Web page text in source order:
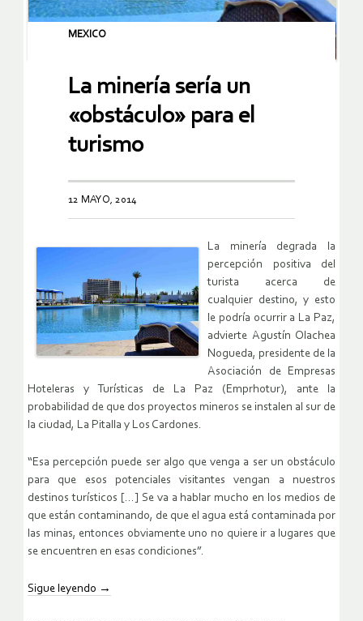
MEXICO
La minería sería un
«obstáculo» para el
turismo
12 MAYO, 2014
La minería degrada la
percepción positiva del
turista acerca de
cualquier destino, y esto
le podría ocurrir a La Paz,
advierte Agustín Olachea
Nogueda, presidente de la
Asociación de Empresas
Hoteleras y Turísticas de La Paz (Emprhotur), ante la
probabilidad de que dos proyectos mineros se instalen al sur de
la ciudad, La Pitalla y Los Cardones.
“Esa percepción puede ser algo que venga a ser un obstáculo
para que esos potenciales visitantes vengan a nuestros
destinos turísticos […] Se va a hablar mucho en los medios de
que están contaminando, de que el agua está contaminada por
las minas, entonces obviamente uno no quiere ir a lugares que
se encuentren en esas condiciones”.
Sigue leyendo →